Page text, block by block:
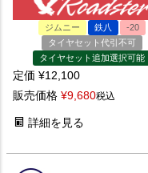
ジムニー 鉄八
-20
タイヤセット代引不可
タイヤセット追加選択可能
定価 ¥12,100
販売価格 ¥9,680税込
詳細を見る